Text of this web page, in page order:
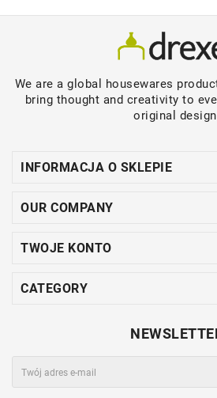
We are a global housewares
bring thought and creativity to
original
INFORMACJA O SKLEPIE
OUR COMPANY
TWOJE KONTO
CATEGORY